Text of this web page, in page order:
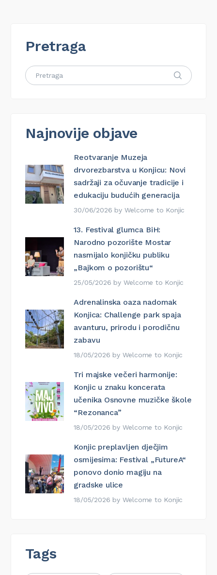
Pretraga
Najnovije objave
Reotvaranje Muzeja
drvorezbarstva u Konjicu: Novi
sadržaji za očuvanje tradicije i
edukaciju budućih generacija
30/06/2026 by Welcome to Konjic
13. Festival glumca BiH:
Narodno pozorište Mostar
nasmijalo konjičku publiku
„Bajkom o pozorištu“
25/05/2026 by Welcome to Konjic
Adrenalinska oaza nadomak
Konjica: Challenge park spaja
avanturu, prirodu i porodičnu
zabavu
18/05/2026 by Welcome to Konjic
Tri majske večeri harmonije:
Konjic u znaku koncerata
učenika Osnovne muzičke škole
“Rezonanca”
18/05/2026 by Welcome to Konjic
Konjic preplavljen dječjim
osmijesima: Festival „FutureA“
ponovo donio magiju na
gradske ulice
18/05/2026 by Welcome to Konjic
Tags